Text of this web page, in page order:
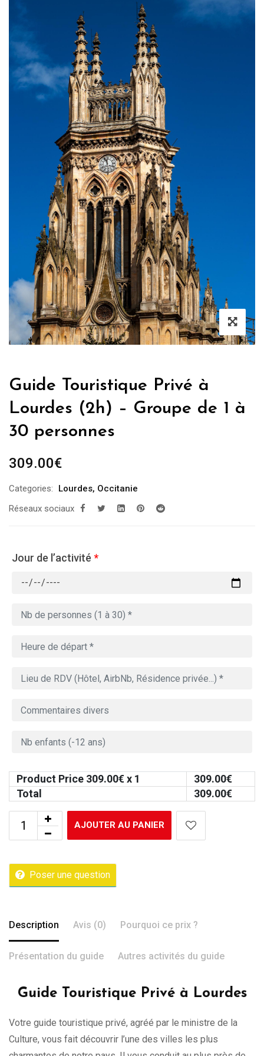
Guide Touristique Privé à
Lourdes (2h) – Groupe de 1 à
30 personnes
309.00€
Categories: Lourdes, Occitanie
Réseaux sociaux
Jour de l’activité *
Product Price 309.00€ x 1 309.00€
Total
309.00€
AJOUTER AU PANIER
Poser une question
Description Avis (0) Pourquoi ce prix ?
Présentation du guide Autres activités du guide
Guide Touristique Privé à Lourdes
Votre guide touristique privé, agréé par le ministre de la
Culture, vous fait découvrir l’une des villes les plus